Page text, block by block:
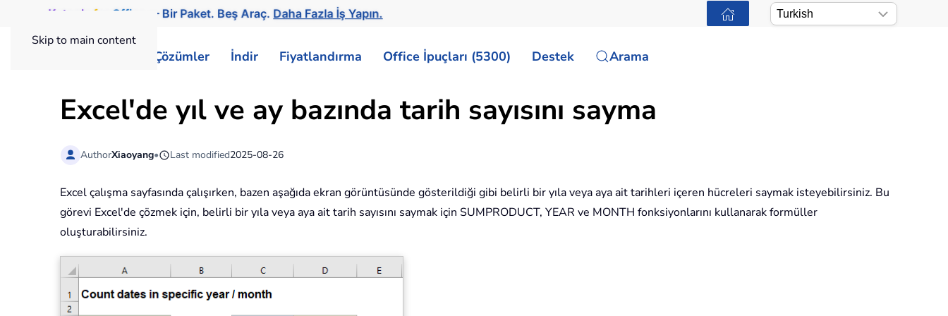
Skip to main content
Kutools for Office — Bir Paket. Beş Araç.Daha Fazla İş Yapın.
Çözümler İndir Fiyatlandırma Office İpuçları (5300) Destek Arama
Excel'de yıl ve ay bazında tarih sayısını sayma
AuthorXiaoyang• Last modified2025-08-26
Excel çalışma sayfasında çalışırken, bazen aşağıda ekran görüntüsünde gösterildiği gibi belirli bir yıla veya aya ait tarihleri içeren hücreleri saymak isteyebilirsiniz. Bu
görevi Excel'de çözmek için, belirli bir yıla veya aya ait tarih sayısını saymak için SUMPRODUCT, YEAR ve MONTH fonksiyonlarını kullanarak formüller
oluşturabilirsiniz.